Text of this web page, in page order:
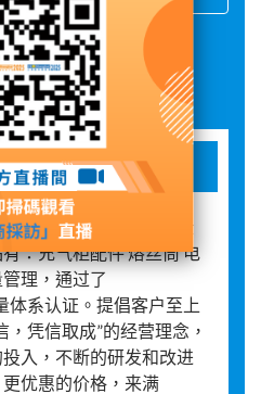
詳情
绝缘充气柜配件
产环氧树脂产品、绝缘
：充气柜配件 熔丝筒 电
理，通过了
体系认证。提倡客户至上
凭信取成”的经营理念，
入，不断的研发和改进
优惠的价格，来满